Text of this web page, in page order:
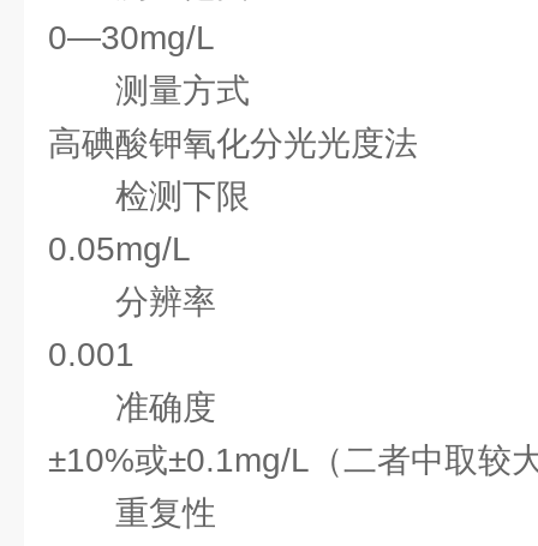
0—30mg/L
测量方式
高碘酸钾氧化分光光度法
检测下限
0.05mg/L
分辨率
0.001
准确度
±10%或±0.1mg/L（二者中取较
重复性